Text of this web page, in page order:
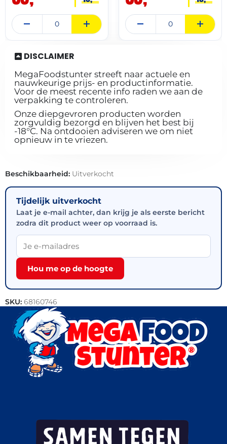
DISCLAIMER
MegaFoodstunter streeft naar actuele en
nauwkeurige prijs- en productinformatie.
Voor de meest recente info raden we aan de
verpakking te controleren.
Onze diepgevroren producten worden
zorgvuldig bezorgd en blijven het best bij
-18°C. Na ontdooien adviseren we om niet
opnieuw in te vriezen.
Beschikbaarheid: Uitverkocht
Tijdelijk uitverkocht
Laat je e-mail achter, dan krijg je als eerste bericht
zodra dit product weer op voorraad is.
Hou me op de hoogte
SKU: 68160746
Categorieën:Outlet